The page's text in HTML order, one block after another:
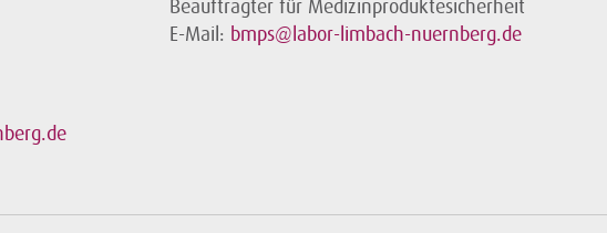
Beauftragter für Medizinproduktesicherheit
E-Mail: bmps@labor-limbach-nuernberg.de